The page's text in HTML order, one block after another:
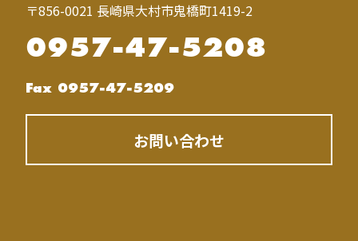
〒856-0021 長崎県大村市鬼橋町1419-2
0957-47-5208
Fax 0957-47-5209
お問い合わせ